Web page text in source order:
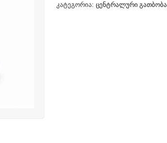
ᲙᲐᲢᲔᲒᲝᲠᲘᲐ: ᲪᲔᲜᲢᲠᲐᲚᲣᲠᲘ ᲒᲐᲗᲑᲝᲑᲐ